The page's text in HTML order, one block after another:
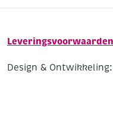
Leveringsvoorwaarden
Design & Ontwikkeling: